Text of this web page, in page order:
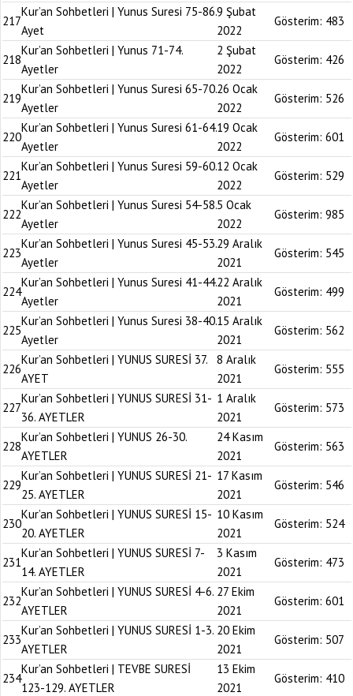
217
Kur’an Sohbetleri | Yunus Suresi 75-86.
Ayet
9 Şubat
2022
Gösterim: 483
218
Kur’an Sohbetleri | Yunus 71-74.
Ayetler
2 Şubat
2022
Gösterim: 426
219
Kur’an Sohbetleri | Yunus Suresi 65-70.
Ayetler
26 Ocak
2022
Gösterim: 526
220
Kur’an Sohbetleri | Yunus Suresi 61-64.
Ayetler
19 Ocak
2022
Gösterim: 601
221
Kur’an Sohbetleri | Yunus Suresi 59-60.
Ayetler
12 Ocak
2022
Gösterim: 529
222
Kur’an Sohbetleri | Yunus Suresi 54-58.
Ayetler
5 Ocak
2022
Gösterim: 985
223
Kur’an Sohbetleri | Yunus Suresi 45-53.
Ayetler
29 Aralık
2021
Gösterim: 545
224
Kur’an Sohbetleri | Yunus Suresi 41-44.
Ayetler
22 Aralık
2021
Gösterim: 499
225
Kur’an Sohbetleri | Yunus Suresi 38-40.
Ayetler
15 Aralık
2021
Gösterim: 562
226
Kur’an Sohbetleri | YUNUS SURESİ 37.
AYET
8 Aralık
2021
Gösterim: 555
227
Kur’an Sohbetleri | YUNUS SURESİ 31-
36. AYETLER
1 Aralık
2021
Gösterim: 573
228
Kur’an Sohbetleri | YUNUS 26-30.
AYETLER
24 Kasım
2021
Gösterim: 563
229
Kur’an Sohbetleri | YUNUS SURESİ 21-
25. AYETLER
17 Kasım
2021
Gösterim: 546
230
Kur’an Sohbetleri | YUNUS SURESİ 15-
20. AYETLER
10 Kasım
2021
Gösterim: 524
231
Kur’an Sohbetleri | YUNUS SURESİ 7-
14. AYETLER
3 Kasım
2021
Gösterim: 473
232
Kur’an Sohbetleri | YUNUS SURESİ 4-6.
AYETLER
27 Ekim
2021
Gösterim: 601
233
Kur’an Sohbetleri | YUNUS SURESİ 1-3.
AYETLER
20 Ekim
2021
Gösterim: 507
234
Kur’an Sohbetleri | TEVBE SURESİ
123-129. AYETLER
13 Ekim
2021
Gösterim: 410